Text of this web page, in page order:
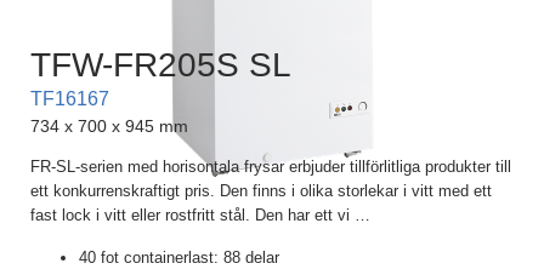
TFW-FR205S SL
TF16167
734 x 700 x 945 mm
FR-SL-serien med horisontala frysar erbjuder tillförlitliga produkter till
ett konkurrenskraftigt pris. Den finns i olika storlekar i vitt med ett
fast lock i vitt eller rostfritt stål. Den har ett vi …
40 fot containerlast: 88 delar